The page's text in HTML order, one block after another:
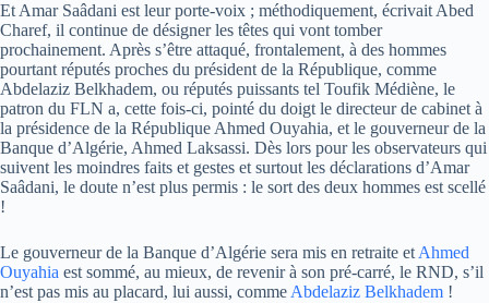
Et Amar Saâdani est leur porte-voix ; méthodiquement, écrivait Abed
Charef, il continue de désigner les têtes qui vont tomber
prochainement. Après s’être attaqué, frontalement, à des hommes
pourtant réputés proches du président de la République, comme
Abdelaziz Belkhadem, ou réputés puissants tel Toufik Médiène, le
patron du FLN a, cette fois-ci, pointé du doigt le directeur de cabinet à
la présidence de la République Ahmed Ouyahia, et le gouverneur de la
Banque d’Algérie, Ahmed Laksassi. Dès lors pour les observateurs qui
suivent les moindres faits et gestes et surtout les déclarations d’Amar
Saâdani, le doute n’est plus permis : le sort des deux hommes est scellé
!
Le gouverneur de la Banque d’Algérie sera mis en retraite et Ahmed
Ouyahia est sommé, au mieux, de revenir à son pré-carré, le RND, s’il
n’est pas mis au placard, lui aussi, comme Abdelaziz Belkhadem !